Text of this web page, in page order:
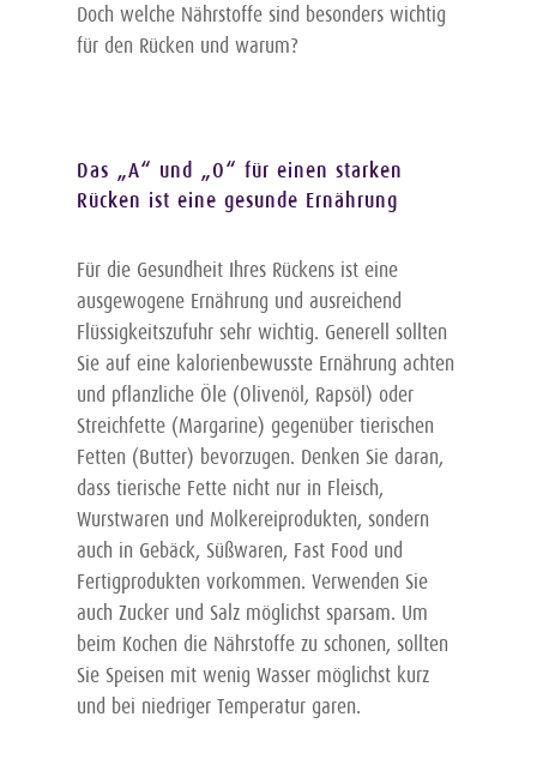
Doch welche Nährstoffe sind besonders wichtig
für den Rücken und warum?
Das „A“ und „O“ für einen starken
Rücken ist eine gesunde Ernährung
Für die Gesundheit Ihres Rückens ist eine
ausgewogene Ernährung und ausreichend
Flüssigkeitszufuhr sehr wichtig. Generell sollten
Sie auf eine kalorienbewusste Ernährung achten
und pflanzliche Öle (Olivenöl, Rapsöl) oder
Streichfette (Margarine) gegenüber tierischen
Fetten (Butter) bevorzugen. Denken Sie daran,
dass tierische Fette nicht nur in Fleisch,
Wurstwaren und Molkereiprodukten, sondern
auch in Gebäck, Süßwaren, Fast Food und
Fertigprodukten vorkommen. Verwenden Sie
auch Zucker und Salz möglichst sparsam. Um
beim Kochen die Nährstoffe zu schonen, sollten
Sie Speisen mit wenig Wasser möglichst kurz
und bei niedriger Temperatur garen.